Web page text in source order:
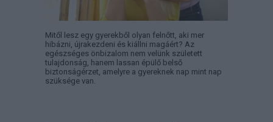
Mitől lesz egy gyerekből olyan felnőtt, aki mer
hibázni, újrakezdeni és kiállni magáért? Az
egészséges önbizalom nem velünk született
tulajdonság, hanem lassan épülő belső
biztonságérzet, amelyre a gyereknek nap mint nap
szüksége van.